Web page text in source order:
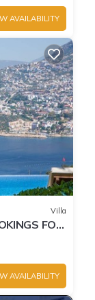
AVAILABILITY
Villa
FOR
AVAILABILITY